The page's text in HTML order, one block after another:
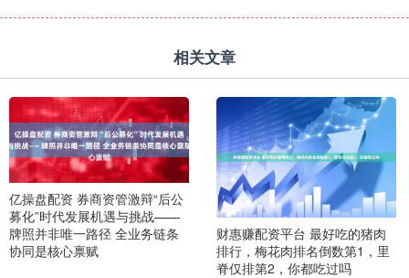
相关文章
亿操盘配资 券商资管激辩“后公
募化”时代发展机遇与挑战——
牌照并非唯一路径 全业务链条
协同是核心禀赋
财惠赚配资平台 最好吃的猪肉
排行，梅花肉排名倒数第1，里
脊仅排第2，你都吃过吗